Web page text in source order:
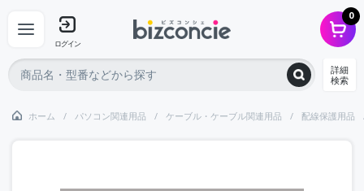
ログイン
0
詳細
検索
ホーム パソコン関連用品 ケーブル・ケーブル関連用品 配線保護用品